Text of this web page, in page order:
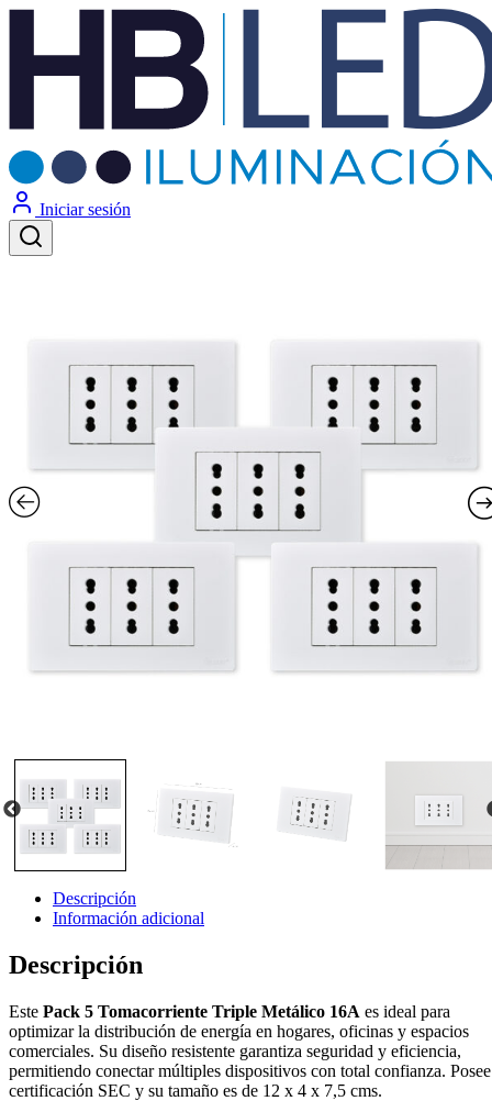
Iniciar sesión
Descripción
Información adicional
Descripción
Este Pack 5 Tomacorriente Triple Metálico 16A es ideal para
optimizar la distribución de energía en hogares, oficinas y espacios
comerciales. Su diseño resistente garantiza seguridad y eficiencia,
permitiendo conectar múltiples dispositivos con total confianza. Posee
certificación SEC y su tamaño es de 12 x 4 x 7,5 cms.